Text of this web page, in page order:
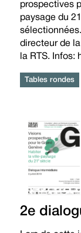
prospectives
paysage du
directeur de
la RTS.
Tables rondes
2e